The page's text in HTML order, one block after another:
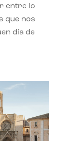
entre lo
que nos
día de